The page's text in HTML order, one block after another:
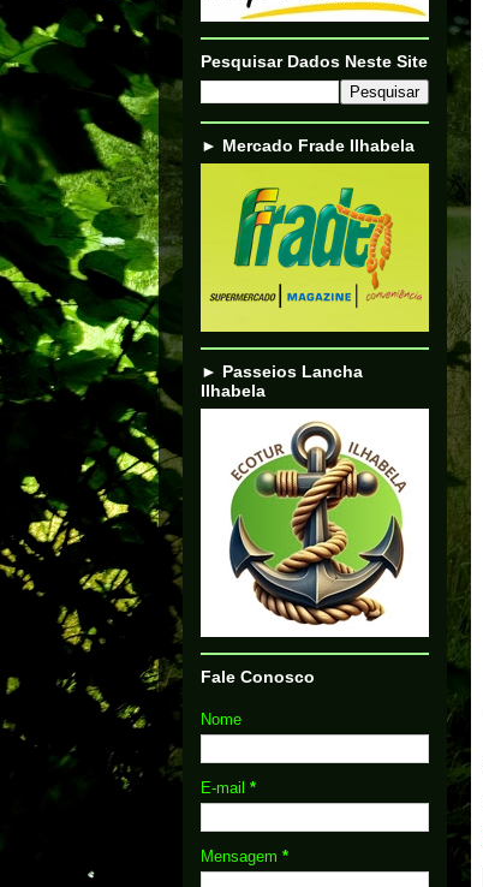
Pesquisar Dados Neste Site
► Mercado Frade Ilhabela
► Passeios Lancha
Ilhabela
Fale Conosco
Nome
E-mail *
Mensagem *